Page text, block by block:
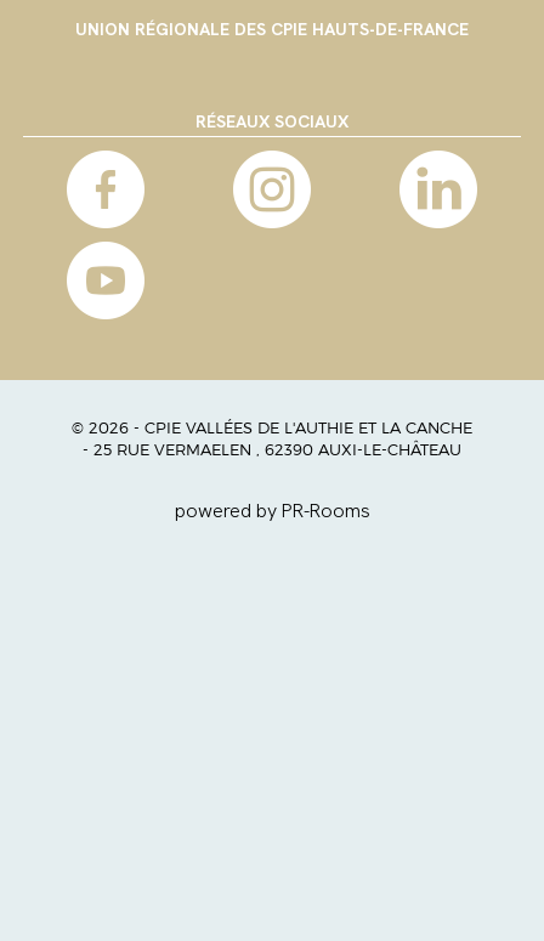
UNION RÉGIONALE DES CPIE HAUTS-DE-FRANCE
RÉSEAUX SOCIAUX
© 2026 - CPIE VALLÉES DE L'AUTHIE ET LA CANCHE
- 25 RUE VERMAELEN , 62390 AUXI-LE-CHÂTEAU
powered by PR-Rooms